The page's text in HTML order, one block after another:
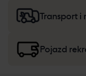
rekreacyjnych
Transport i
Pojazd